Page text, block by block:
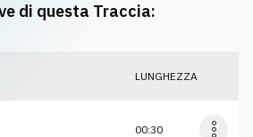
di questa Traccia:
LUNGHEZZA
00:30